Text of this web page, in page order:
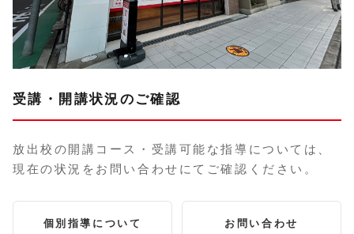
受講・開講状況のご確認
放出校の開講コース・受講可能な指導については、
現在の状況をお問い合わせにてご確認ください。
個別指導について お問い合わせ